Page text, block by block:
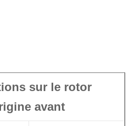
sur le rotor
avant